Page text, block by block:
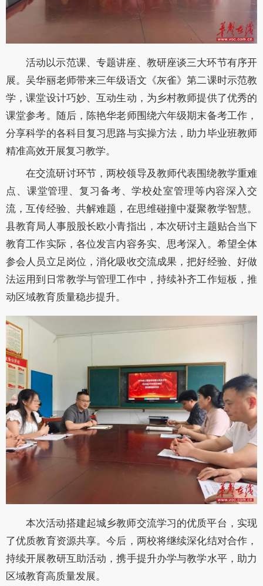
活动以示范课、专题讲座、教研座谈三大环节有序开
展。吴华丽老师带来三年级语文《灰雀》第二课时示范教
学，课堂设计巧妙、互动生动，为乡村教师提供了优秀的
课堂参考。随后，陈艳华老师围绕六年级期末备考工作，
分享科学的各科目复习思路与实操方法，助力毕业班教师
精准高效开展复习教学。
在交流研讨环节，两校领导及教师代表围绕教学重难
点、课堂管理、复习备考、学校处室管理等内容深入交
流，互传经验、共解难题，在思维碰撞中凝聚教学智慧。
县教育局人事股股长欧小青指出，本次研讨主题贴合当下
教育工作实际，各位发言内容务实、思考深入。希望全体
参会人员立足岗位，消化吸收交流成果，把好经验、好做
法运用到日常教学与管理工作中，持续补齐工作短板，推
动区域教育质量稳步提升。
本次活动搭建起城乡教师交流学习的优质平台，实现
了优质教育资源共享。今后，两校将继续深化结对合作，
持续开展教研互助活动，携手提升办学与教学水平，助力
区域教育高质量发展。